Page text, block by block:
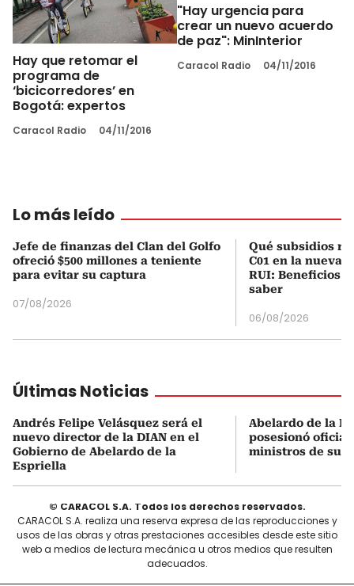
Hay que retomar el
programa de
‘bicicorredores’ en
Bogotá: expertos
Caracol Radio 04/11/2016
"Hay urgencia para
crear un nuevo acuerdo
de paz": MinInterior
Caracol Radio 04/11/2016
Lo más leído
Jefe de finanzas del Clan del Golfo
ofreció $500 millones a teniente
para evitar su captura
07/08/2026
Qué subsidios
C01 en la nueva
RUI: Beneficios
saber
06/08/2026
Últimas Noticias
Andrés Felipe Velásquez será el
nuevo director de la DIAN en el
Gobierno de Abelardo de la
Espriella
Abelardo de la
posesionó
ministros de su
© CARACOL S.A. Todos los derechos reservados.
CARACOL S.A. realiza una reserva expresa de las reproducciones y
usos de las obras y otras prestaciones accesibles desde este sitio
web a medios de lectura mecánica u otros medios que resulten
adecuados.